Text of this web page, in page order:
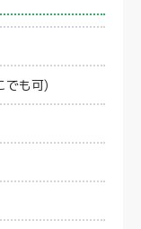
も可)